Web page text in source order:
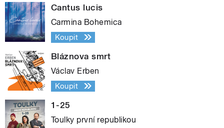
Cantus lucis
Carmina Bohemica
Koupit
Bláznova smrt
Václav Erben
Koupit
1-25
Toulky první republikou